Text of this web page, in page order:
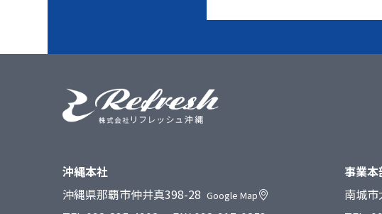
沖縄本社
沖縄県那覇市仲井真398-28 Google Map
事業本
南城